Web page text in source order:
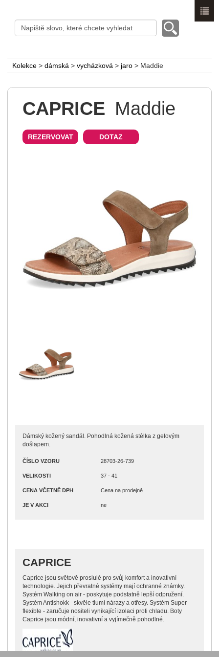
Kolekce > dámská > vycházková > jaro > Maddie
CAPRICE Maddie
REZERVOVAT DOTAZ
Dámský kožený sandál. Pohodlná kožená stélka z gelovým
došlapem.
ČÍSLO VZORU
VELIKOSTI
CENA VČETNĚ DPH
JE V AKCI
28703-26-739
37 - 41
Cena na prodejně
ne
CAPRICE
Caprice jsou světově proslulé pro svůj komfort a inovativní
technologie. Jejich převratné systémy mají ochranné známky.
Systém Walking on air - poskytuje podstatně lepší odpružení.
Systém Antishokk - skvěle tlumí nárazy a otřesy. Systém Super
flexible - zaručuje nositeli vynikající izolaci proti chladu. Boty
Caprice jsou módní, inovativní a vyjímečně pohodlné.